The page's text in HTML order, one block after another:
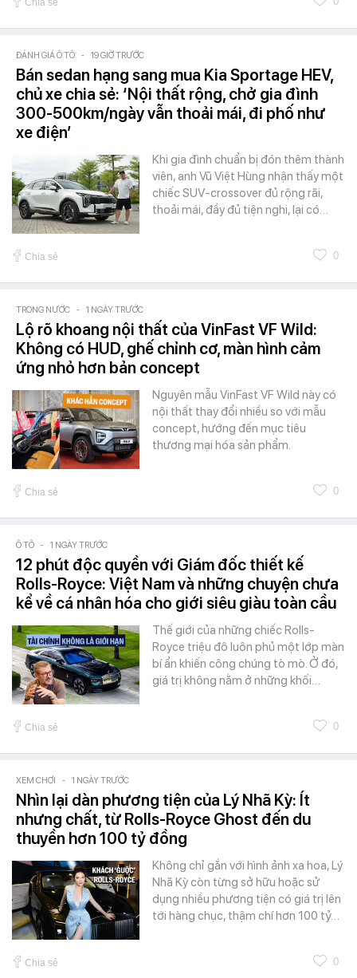
Chia sẻ
ĐÁNH GIÁ Ô TÔ - 19 GIỜ TRƯỚC
Bán sedan hạng sang mua Kia Sportage HEV,
chủ xe chia sẻ: ‘Nội thất rộng, chở gia đình
300-500km/ngày vẫn thoải mái, đi phố như
xe điện’
Khi gia đình chuẩn bị đón thêm thành
viên, anh Vũ Việt Hùng nhận thấy một
chiếc SUV-crossover đủ rộng rãi,
thoải mái, đầy đủ tiện nghi, lại có…
Chia sẻ 0
TRONG NƯỚC - 1 NGÀY TRƯỚC
Lộ rõ khoang nội thất của VinFast VF Wild:
Không có HUD, ghế chỉnh cơ, màn hình cảm
ứng nhỏ hơn bản concept
Nguyên mẫu VinFast VF Wild này có
nội thất thay đổi nhiều so với mẫu
concept, hướng đến mục tiêu
thương mại hóa sản phẩm.
Chia sẻ 0
Ô TÔ - 1 NGÀY TRƯỚC
12 phút độc quyền với Giám đốc thiết kế
Rolls-Royce: Việt Nam và những chuyện chưa
kể về cá nhân hóa cho giới siêu giàu toàn cầu
Thế giới của những chiếc Rolls-
Royce triệu đô luôn phủ một lớp màn
bí ẩn khiến công chúng tò mò. Ở đó,
giá trị không nằm ở những khối…
Chia sẻ 0
XEM CHƠI - 1 NGÀY TRƯỚC
Nhìn lại dàn phương tiện của Lý Nhã Kỳ: Ít
nhưng chất, từ Rolls-Royce Ghost đến du
thuyền hơn 100 tỷ đồng
Không chỉ gắn với hình ảnh xa hoa, Lý
Nhã Kỳ còn từng sở hữu hoặc sử
dụng nhiều phương tiện có giá trị lên
tới hàng chục, thậm chí hơn 100 tỷ…
Chia sẻ 0